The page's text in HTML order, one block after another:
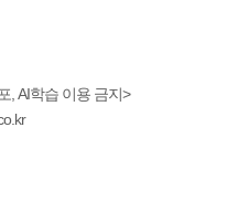
, AI학습 이용 금지>